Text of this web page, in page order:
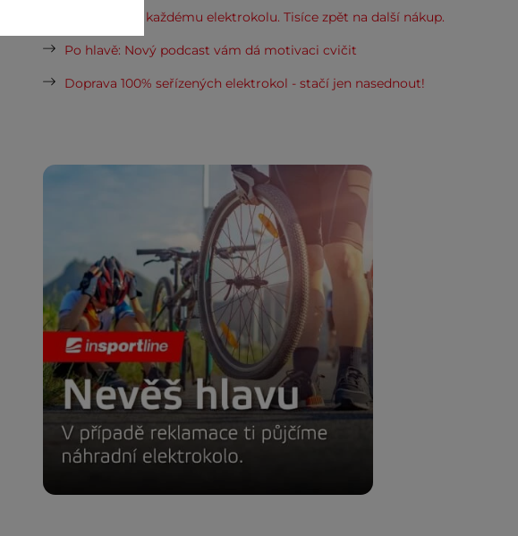
Cashback ke každému elektrokolu. Tisíce zpět na další nákup.
Po hlavě: Nový podcast vám dá motivaci cvičit
Doprava 100% seřízených elektrokol - stačí jen nasednout!